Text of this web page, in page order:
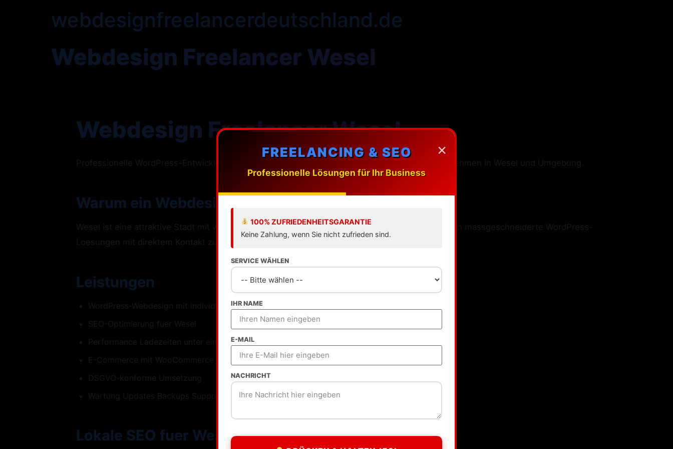
×
FREELANCING & SEO
Professionelle Lösungen für Ihr Business
100% ZUFRIEDENHEITSGARANTIE
Keine Zahlung, wenn Sie nicht zufrieden sind.
SERVICE WÄHLEN
IHR NAME
E-MAIL
NACHRICHT
webdesignfreelancerdeutschland.de
Webdesign Freelancer Wesel
Webdesign Freelancer Wesel
Warum ein Webdesign Freelancer in Wesel?
Wesel ist eine attraktive Stadt mit wirtschaftlichem Potenzial. Als Webdesign Freelancer biete ich massgeschneiderte WordPress-
Leistungen
WordPress-Webdesign mit individuellen Designs
Performance Ladezeiten unter einer Sekunde
Lokale SEO fuer Wesel